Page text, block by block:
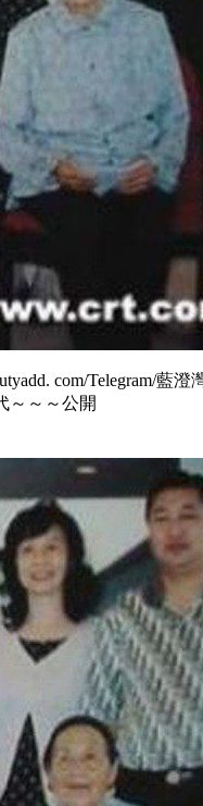
com/Telegram/藍
～～～公開